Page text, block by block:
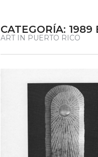
CATEGORÍA: 1989
ART IN PUERTO RICO